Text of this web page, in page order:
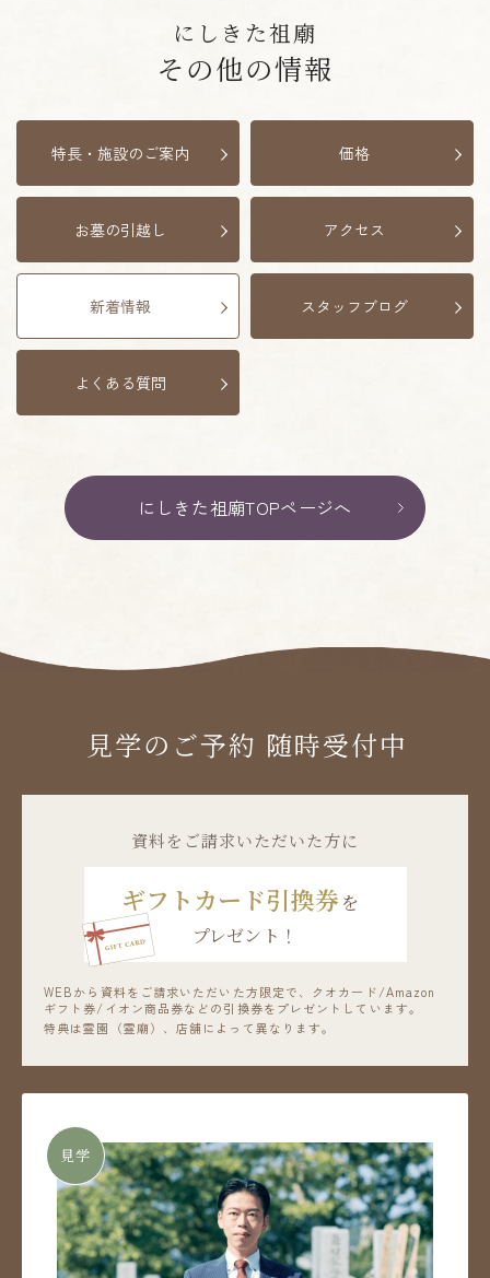
にしきた祖廟
その他の情報
特長・施設のご案内 価格
お墓の引越し アクセス
新着情報 スタッフブログ
よくある質問
にしきた祖廟TOPページへ
見学のご予約 随時受付中
資料をご請求いただいた方に
ギフトカード引換券 を
プレゼント！
WEBから資料をご請求いただいた方限定で、
クオカード/Amazon
ギフト券/イオン商品券などの引換券をプレゼントしています。
特典は霊園（霊廟）、店舗によって異なります。
見学